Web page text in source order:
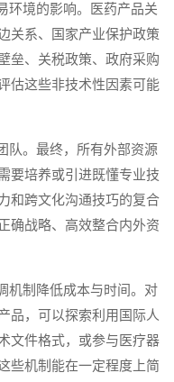
境的影响。医药产品关
关系、国家产业保护政策
垒、关税政策、政府采购
估这些非技术性因素可能
。最终，所有外部资源
要培养或引进既懂专业技
和跨文化沟通技巧的复合
确战略、高效整合内外资
制降低成本与时间。对
品，可以探索利用国际人
文件格式，或参与医疗器
些机制能在一定程度上简